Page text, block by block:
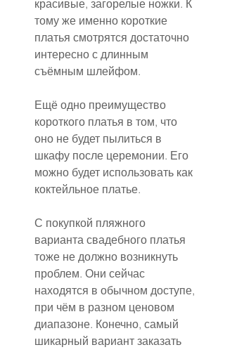
красивые, загорелые ножки. К
тому же именно короткие
платья смотрятся достаточно
интересно с длинным
съёмным шлейфом.
Ещё одно преимущество
короткого платья в том, что
оно не будет пылиться в
шкафу после церемонии. Его
можно будет использовать как
коктейльное платье.
С покупкой пляжного
варианта свадебного платья
тоже не должно возникнуть
проблем. Они сейчас
находятся в обычном доступе,
при чём в разном ценовом
диапазоне. Конечно, самый
шикарный вариант заказать